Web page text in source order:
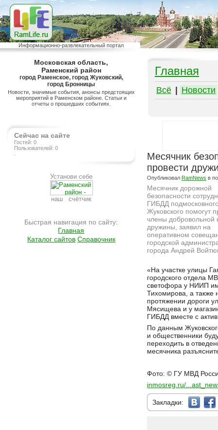
Информационно-развлекательный портал
Московская область,
Раменский район
город Раменское, город Жуковский,
город Бронницы
Новости, значимые события, анонсы предстоящих
мероприятий в Раменском районе. Статьи и
отчеты о прошедших событиях.
Сейчас на сайте
Гостей: 0
Пользователей: 0
Установи себе
наш счётчик
Быстрая навигация по сайту:
Главная
Каталог сайтов Справочник
Главная
Всё Новости
Месячник
провести
Опубликовал RamNews в
Месячник дорожной
безопасности
ГИБДД
Жуковского помогут
члены добровольной
дружины, заявил на
оперативном
городской
города Андрей
«На участке улицы
городского отдела
светофора у НИИП
Тихомирова, а также
протяжении дороги
Мясищева и у
ГИБДД вместе с
По данным
и общественники
переходить в
месячника
Фото: © ГУ МВД
inmosreg.ru/
Закладки: